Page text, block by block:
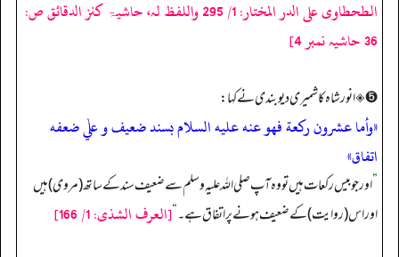
الطحطاوی علی الدر المختار: 1/ 295 واللفظ لہ، حاشیۃ کنز الدقائق ص:
36 حاشیہ نمبر 4]
➎ ◈ انور شاہ کاشمیری دیوبندی نے کہا:
«وأما عشرون ركعة فهو عنه عليه السلام بسند ضعيف و علٰي ضعفه
اتفاق»
”اور جو بیس رکعات ہیں تو وہ آپ صلی اللہ علیہ وسلم سے ضعیف سند کے ساتھ (مروی) ہیں
اور اس (روایت) کے ضعیف ہونے پر اتفاق ہے۔“[العرف الشذی: 1/ 166]